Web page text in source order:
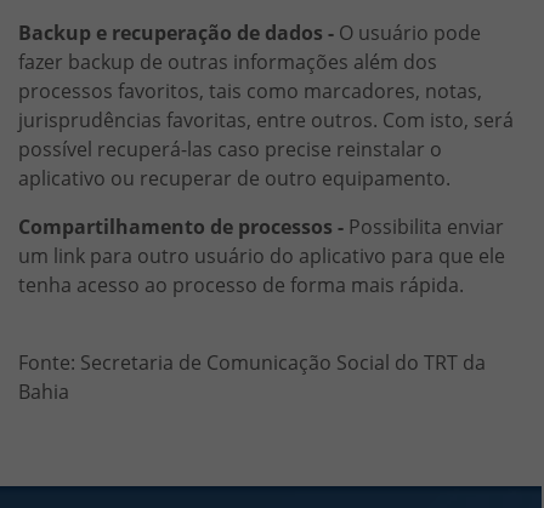
Backup e recuperação de dados - O usuário pode
fazer backup de outras informações além dos
processos favoritos, tais como marcadores, notas,
jurisprudências favoritas, entre outros. Com isto, será
possível recuperá-las caso precise reinstalar o
aplicativo ou recuperar de outro equipamento.
Compartilhamento de processos - Possibilita enviar
um link para outro usuário do aplicativo para que ele
tenha acesso ao processo de forma mais rápida.
Fonte: Secretaria de Comunicação Social do TRT da
Bahia